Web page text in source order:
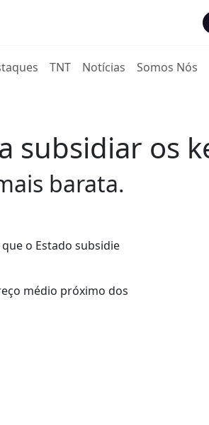
TNT Notícias Somos Nós
subsidiar os
barata.
o Estado subsidie
médio próximo dos